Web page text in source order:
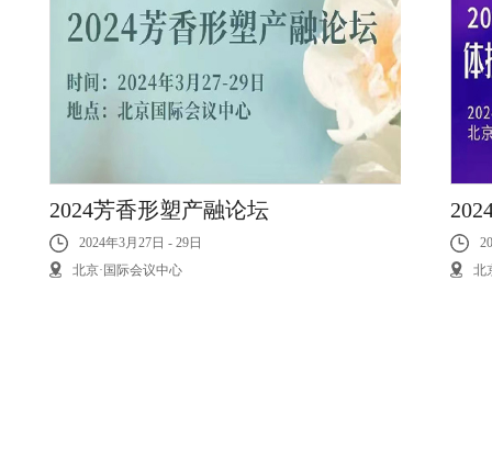
2024芳香形塑产融论坛
2024年3月27日 - 29日
北京·国际会议中心
北